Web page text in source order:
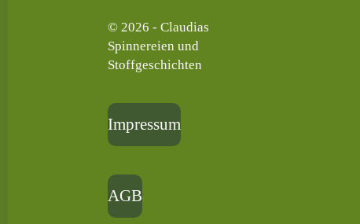
© 2026 - Claudias
Spinnereien und
Stoffgeschichten
Impressum
AGB